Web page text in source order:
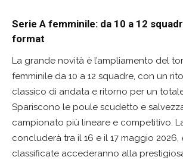
Serie A femminile: da 10 a 12
format
La grande novità è l’ampliamento del
femminile da 10 a 12 squadre, con un
classico di andata e ritorno per un
Spariscono le poule scudetto e
campionato più lineare e competitivo.
concluderà tra il 16 e il 17 maggio 2026,
classificate accederanno alla prestigiosa